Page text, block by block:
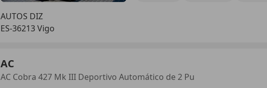
AUTOS DIZ
ES-36213 Vigo
AC
AC Cobra 427 Mk III Deportivo Automático de 2 Pu